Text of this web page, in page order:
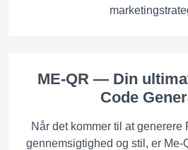
ME-QR — Din
Code
Når det kommer til at generere
gennemsigtighed og stil, er Me-